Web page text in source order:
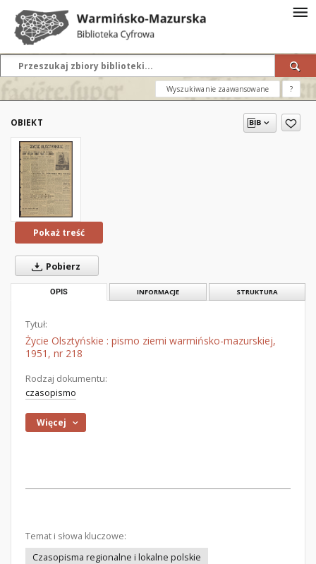
Wyszukiwanie zaawansowane ?
OBIEKT
Pokaż treść
Pobierz
OPIS INFORMACJE STRUKTURA
Tytuł:
Życie Olsztyńskie : pismo ziemi warmińsko-mazurskiej,
1951, nr 218
Rodzaj dokumentu:
czasopismo
Więcej
Temat i słowa kluczowe:
Czasopisma regionalne i lokalne polskie